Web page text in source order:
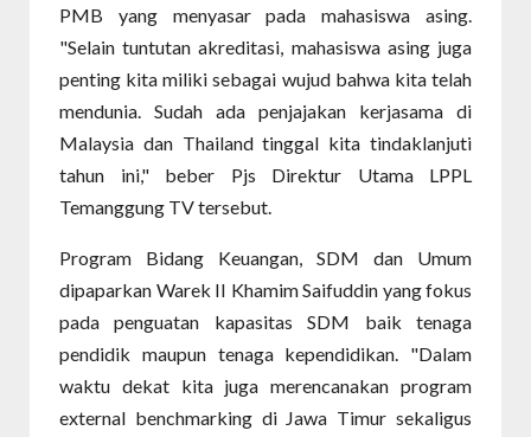
PMB yang menyasar pada mahasiswa asing.
"Selain tuntutan akreditasi, mahasiswa asing juga
penting kita miliki sebagai wujud bahwa kita telah
mendunia. Sudah ada penjajakan kerjasama di
Malaysia dan Thailand tinggal kita tindaklanjuti
tahun ini," beber Pjs Direktur Utama LPPL
Temanggung TV tersebut.
Program Bidang Keuangan, SDM dan Umum
dipaparkan Warek II Khamim Saifuddin yang fokus
pada penguatan kapasitas SDM baik tenaga
pendidik maupun tenaga kependidikan. "Dalam
waktu dekat kita juga merencanakan program
external benchmarking di Jawa Timur sekaligus